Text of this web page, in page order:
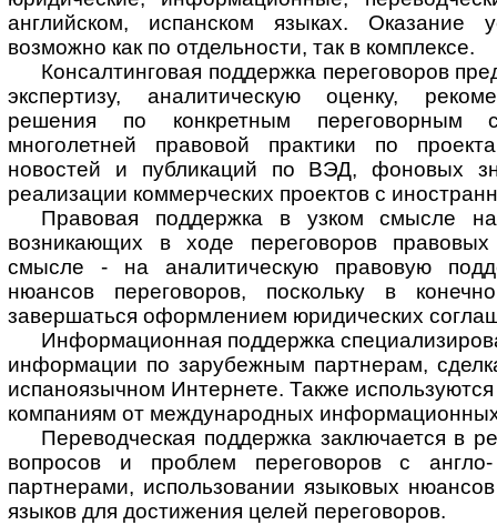
английском, испанском языках. Оказание
возможно как по отдельности, так в комплексе.
Консалтинговая поддержка переговоров
экспертизу, аналитическую оценку,
решения по конкретным переговорным
многолетней правовой практики по
новостей и публикаций по ВЭД, фоновых
реализации коммерческих проектов с
Правовая поддержка в узком смысле
возникающих в ходе переговоров
смысле - на аналитическую правовую
нюансов переговоров, поскольку в
завершаться оформлением юридических
Информационная поддержка
информации по зарубежным партнерам,
испаноязычном Интернете. Также
компаниям от международных информационных
Переводческая поддержка заключается в
вопросов и проблем переговоров с
партнерами, использовании языковых нюансов
языков для достижения целей переговоров.